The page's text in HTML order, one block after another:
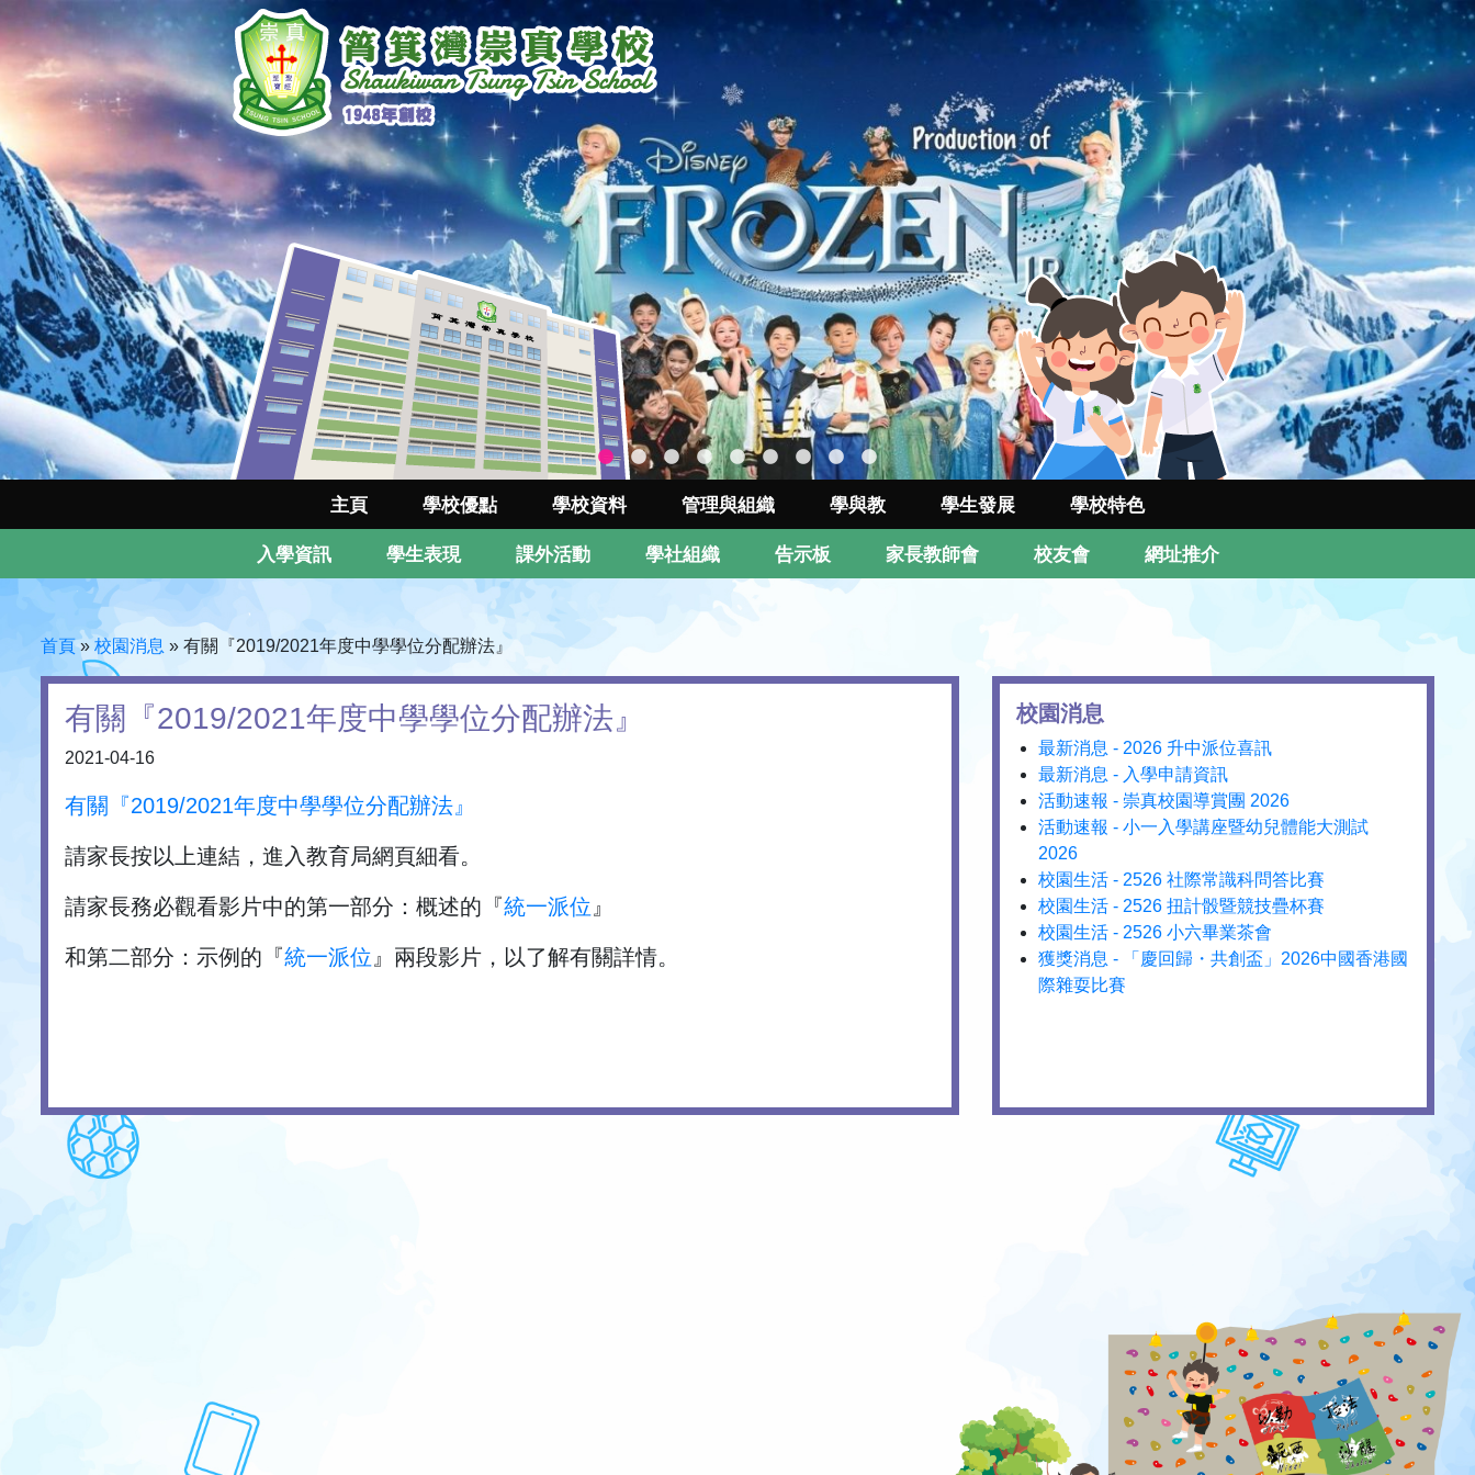
主頁 學校優點 學校資料 管理與組織 學與教 學生發展 學校特色
入學資訊 學生表現 課外活動 學社組織 告示板 家長教師會 校友會 網址推介
首頁» 校園消息 » 有關『2019/2021年度中學學位分配辦法』
有關『2019/2021年度中學學位分配辦法』
2021-04-16
有關『2019/2021年度中學學位分配辦法』
請家長按以上連結，進入教育局網頁細看。
請家長務必觀看影片中的第一部分：概述的『統一派位 』
和第二部分：示例的『統一派位 』兩段影片，以了解有關詳情。
校園消息
最新消息 - 2026 升中派位喜訊
最新消息 - 入學申請資訊
活動速報 - 崇真校園導賞團 2026
活動速報 - 小一入學講座暨幼兒體能大測試
2026
校園生活 - 2526 社際常識科問答比賽
校園生活 - 2526 扭計骰暨競技疊杯賽
校園生活 - 2526 小六畢業茶會
獲獎消息 - 「慶回歸・共創盃」2026中國香港國
際雜耍比賽